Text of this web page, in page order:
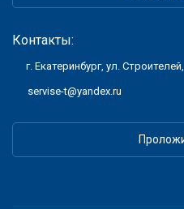
Контакты:
г. Екатеринбург, ул.
servise-t@yandex.ru